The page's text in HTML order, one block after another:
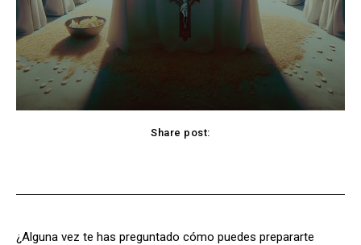
Share post:
¿Alguna vez te has preguntado cómo puedes prepararte